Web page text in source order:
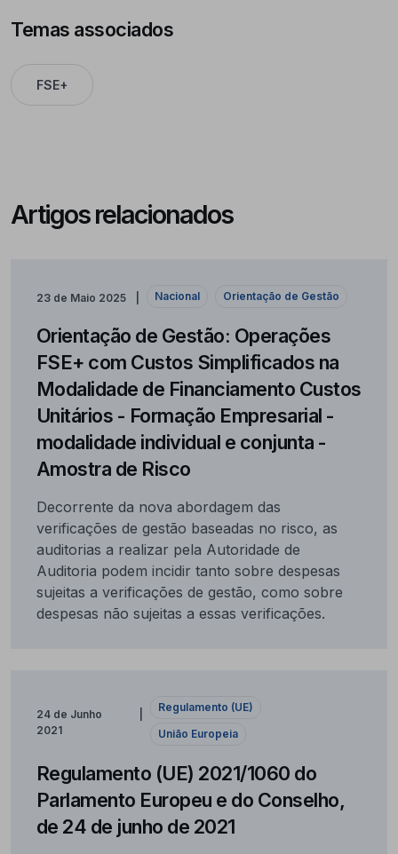
Temas associados
FSE+
Artigos relacionados
23 de Maio 2025 Nacional Orientação de Gestão
Orientação de Gestão: Operações
FSE+ com Custos Simplificados na
Modalidade de Financiamento Custos
Unitários - Formação Empresarial -
modalidade individual e conjunta -
Amostra de Risco
Decorrente da nova abordagem das
verificações de gestão baseadas no risco, as
auditorias a realizar pela Autoridade de
Auditoria podem incidir tanto sobre despesas
sujeitas a verificações de gestão, como sobre
despesas não sujeitas a essas verificações.
24 de Junho
2021
Regulamento (UE)
União Europeia
Regulamento (UE) 2021/1060 do
Parlamento Europeu e do Conselho,
de 24 de junho de 2021